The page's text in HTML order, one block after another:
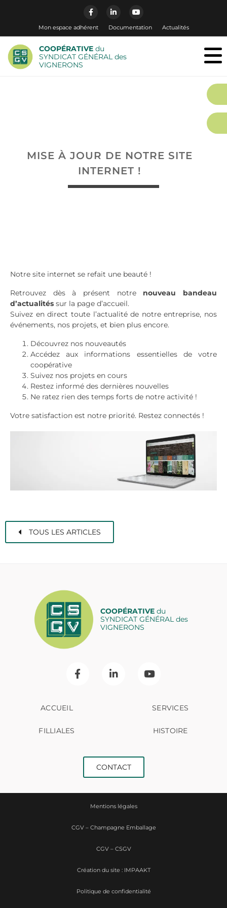
Mon espace adhérent Documentation Actualités
COOPÉRATIVE du
SYNDICAT GÉNÉRAL des
VIGNERONS
MISE À JOUR DE NOTRE SITE
INTERNET !
Notre site internet se refait une beauté !
Retrouvez dès à présent notre nouveau bandeau
d’actualités sur la page d’accueil.
Suivez en direct toute l’actualité de notre entreprise, nos
événements, nos projets, et bien plus encore.
Découvrez nos nouveautés
Accédez aux informations essentielles de votre
coopérative
Suivez nos projets en cours
Restez informé des dernières nouvelles
Ne ratez rien des temps forts de notre activité !
Votre satisfaction est notre priorité. Restez connectés !
TOUS LES ARTICLES
COOPÉRATIVEdu
SYNDICAT GÉNÉRAL des
VIGNERONS
ACCUEIL SERVICES
FILLIALES HISTOIRE
CONTACT
Mentions légales
CGV – Champagne Emballage
CGV – CSGV
Politique de confidentialité
Création du site : IMPAAKT